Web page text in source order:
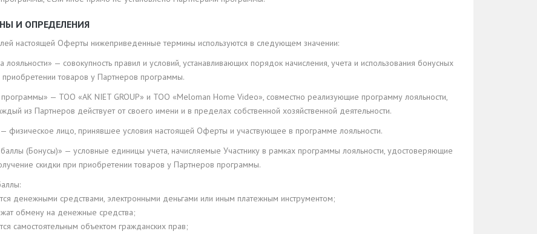
И ОПРЕДЕЛЕНИЯ
настоящей Оферты нижеприведенные термины используются в следующем значении:
лояльности» — совокупность правил и условий, устанавливающих порядок начисления, учета и использования бонусных
приобретении товаров у Партнеров программы.
— ТОО «AK NIET GROUP» и ТОО «Meloman Home Video», совместно реализующие программу лояльности,
из Партнеров действует от своего имени и в пределах собственной хозяйственной деятельности.
— физическое лицо, принявшее условия настоящей Оферты и участвующее в программе лояльности.
(Бонусы)» — условные единицы учета, начисляемые Участнику в рамках программы лояльности, удостоверяющие
скидки при приобретении товаров у Партнеров программы.
денежными средствами, электронными деньгами или иным платежным инструментом;
обмену на денежные средства;
самостоятельным объектом гражданских прав;